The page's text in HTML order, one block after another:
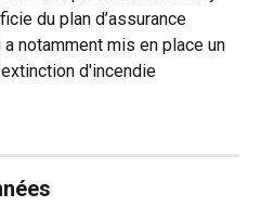
du plan d’assurance
notamment mis en place un
d'incendie